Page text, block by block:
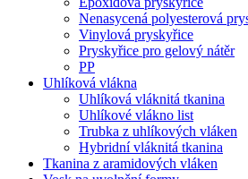
Nenasycená polyesterová
Vinylová pryskyřice
Pryskyřice pro gelový nátěr
PP
Uhlíková vlákna
Uhlíková vláknitá tkanina
Uhlíkové vlákno list
Trubka z uhlíkových vláken
Hybridní vláknitá tkanina
Tkanina z aramidových vláken